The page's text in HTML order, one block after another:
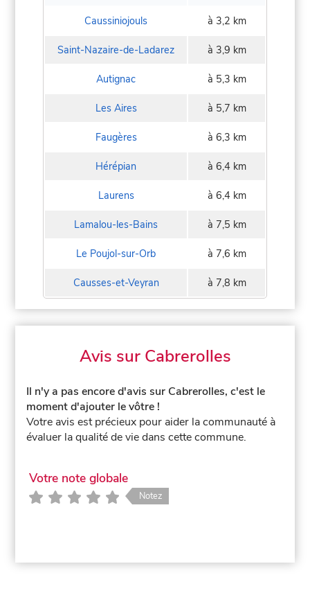
Caussiniojouls à 3,2 km
Saint-Nazaire-de-Ladarez à 3,9 km
Autignac à 5,3 km
Les Aires à 5,7 km
Faugères à 6,3 km
Hérépian à 6,4 km
Laurens à 6,4 km
Lamalou-les-Bains à 7,5 km
Le Poujol-sur-Orb à 7,6 km
Causses-et-Veyran à 7,8 km
Avis sur Cabrerolles
Il n'y a pas encore d'avis sur Cabrerolles, c'est le
moment d'ajouter le vôtre !
Votre avis est précieux pour aider la communauté à
évaluer la qualité de vie dans cette commune.
Votre note globale
Notez